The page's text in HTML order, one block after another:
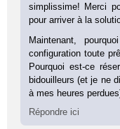
simplissime! Merci
pour arriver à la
Maintenant,
configuration toute
Pourquoi est-ce
bidouilleurs (et je ne
à mes heures
Répondre ici